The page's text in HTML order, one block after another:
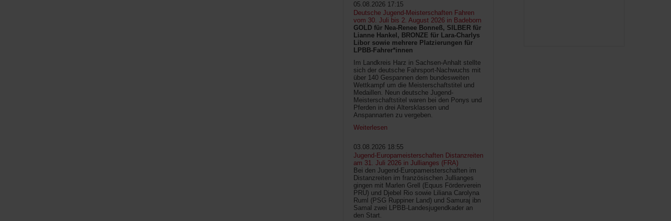
05.08.2026 17:15
Deutsche Jugend-Meisterschaften Fahren
vom 30. Juli bis 2. August 2026 in Badeborn
GOLD für Nea-Renee Bonneß, SILBER für
Lianne Hankel, BRONZE für Lara-Charlys
Libor sowie mehrere Platzierungen für
LPBB-Fahrer*innen
Im Landkreis Harz in Sachsen-Anhalt stellte
sich der deutsche Fahrsport-Nachwuchs mit
über 140 Gespannen dem bundesweiten
Wettkampf um die Meisterschaftstitel und
Medaillen. Neun deutsche Jugend-
Meisterschaftstitel waren bei den Ponys und
Pferden in drei Altersklassen und
Anspannarten zu vergeben.
Weiterlesen
03.08.2026 18:55
Jugend-Europameisterschaften Distanzreiten
am 31. Juli 2026 in Jullianges (FRA)
Bei den Jugend-Europameisterschaften im
Distanzreiten im französischen Jullianges
gingen mit Marlen Grell (Equus Förderverein
PRU) und Djebel Rio sowie Liliana Carolyna
Ruml (PSG Ruppiner Land) und Samuraj ibn
Samal zwei LPBB-Landesjugendkader an
den Start.